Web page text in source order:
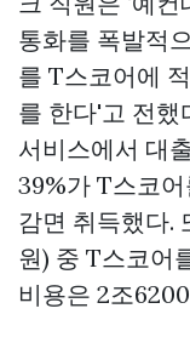
통화를 폭발적
를 T스코어에
를 한다'고 전했
서비스에서 대
39%가 T스코
감면 취득했다.
원) 중 T스코어
비용은 2조